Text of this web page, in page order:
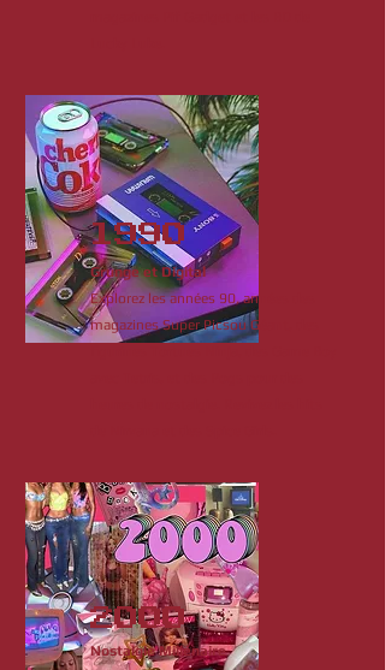
1990
Grunge et Digital
Explorez les années 90, années des
magazines Super Picsou Géant, des
2000
Nostalgie Millénaire